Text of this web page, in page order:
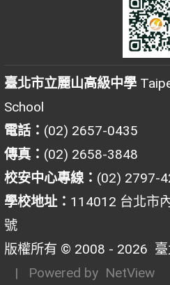
臺北市立麗山高級中學
School
電話： (02) 2657-0435
傳真： (02) 2658-3848
校安中心專線： (02) 2797-
學校地址： 114012 台北市
號
版權所有 © 2008 - 2026
| Powered by NetView